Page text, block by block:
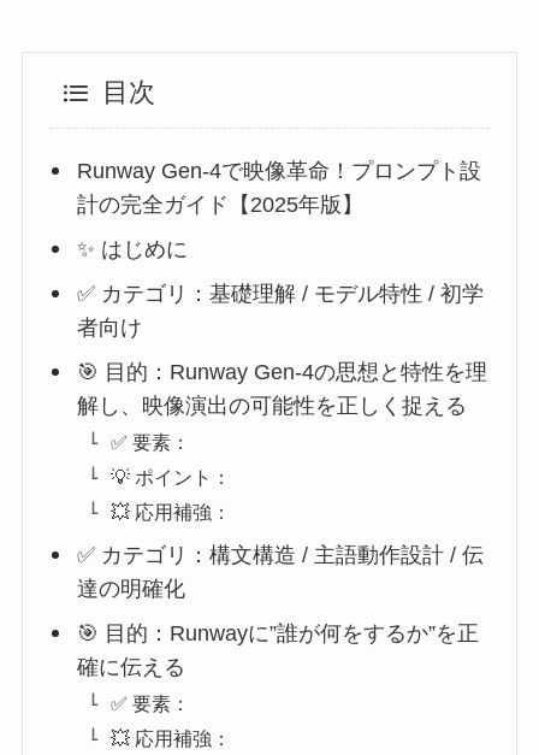
目次
Runway Gen-4で映像革命！プロンプト設
計の完全ガイド【2025年版】
✨ はじめに
✅ カテゴリ：基礎理解 / モデル特性 / 初学
者向け
🎯 目的：Runway Gen-4の思想と特性を理
解し、映像演出の可能性を正しく捉える
✅ 要素：
💡 ポイント：
💥 応用補強：
✅ カテゴリ：構文構造 / 主語動作設計 / 伝
達の明確化
🎯 目的：Runwayに”誰が何をするか”を正
確に伝える
✅ 要素：
💥 応用補強：